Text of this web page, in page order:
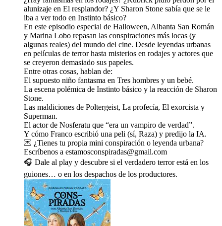
alunizaje en El resplandor? ¿Y Sharon Stone sabía que se le
iba a ver todo en Instinto básico?
En este episodio especial de Halloween, Albanta San Román
y Marina Lobo repasan las conspiraciones más locas (y
algunas reales) del mundo del cine. Desde leyendas urbanas
en películas de terror hasta misterios en rodajes y actores que
se creyeron demasiado sus papeles.
Entre otras cosas, hablan de:
El supuesto niño fantasma en Tres hombres y un bebé.
La escena polémica de Instinto básico y la reacción de Sharon
Stone.
Las maldiciones de Poltergeist, La profecía, El exorcista y
Superman.
El actor de Nosferatu que “era un vampiro de verdad”.
Y cómo Franco escribió una peli (sí, Raza) y predijo la IA.
💌 ¿Tienes tu propia mini conspiración o leyenda urbana?
Escríbenos a estamosconspiradas@gmail.com
🎧 Dale al play y descubre si el verdadero terror está en los
guiones… o en los despachos de los productores.